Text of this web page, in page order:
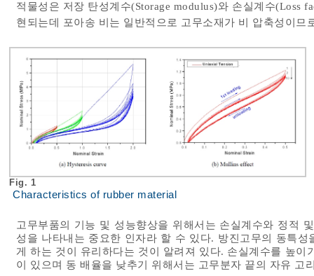
적물성은 저장 탄성계수(Storage modulus)와 손실계수(Loss
현되는데 포아송 비는 일반적으로 고무소재가 비 압축성이므
Fig. 1
Characteristics of rubber material
고무부품의 기능 및 성능향상을 위해서는 손실계수와 정적
성을 나타내는 중요한 인자라 할 수 있다. 방진고무의 동특
게 하는 것이 유리하다는 것이 알려져 있다. 손실계수를 높
이 있으며 동 배율을 낮추기 위해서는 고무분자 끝의 자유 고